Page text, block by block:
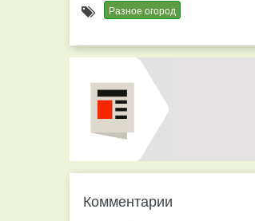
Разное огород
Комментарии